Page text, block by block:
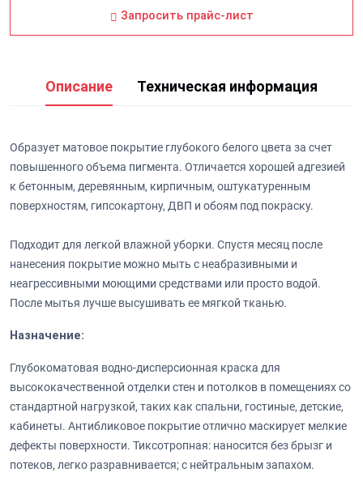
Запросить прайс-лист
Описание Техническая информация
Образует матовое покрытие глубокого белого цвета за счет
повышенного объема пигмента. Отличается хорошей адгезией
к бетонным, деревянным, кирпичным, оштукатуренным
поверхностям, гипсокартону, ДВП и обоям под покраску.
Подходит для легкой влажной уборки. Спустя месяц после
нанесения покрытие можно мыть с неабразивными и
неагрессивными моющими средствами или просто водой.
После мытья лучше высушивать ее мягкой тканью.
Назначение:
Глубокоматовая водно-дисперсионная краска для
высококачественной отделки стен и потолков в помещениях со
стандартной нагрузкой, таких как спальни, гостиные, детские,
кабинеты. Антибликовое покрытие отлично маскирует мелкие
дефекты поверхности. Тиксотропная: наносится без брызг и
потеков, легко разравнивается; с нейтральным запахом.